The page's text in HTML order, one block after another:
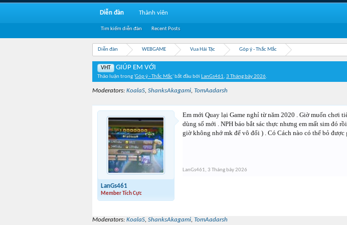
Diễn đàn WEBGAME Vua Hải Tặc Góp ý - Thắc Mắc
VHT GIÚP EM VỚI
Thảo luận trong 'Góp ý - Thắc Mắc' bắt đầu bởi LanGs461, 3 Tháng bảy 2026.
Moderators: KoalaS, ShanksAkagami, TomAadarsh
LanGs461
Member Tích Cực
Em mới Quay lại Game nghỉ từ năm 2020 . Giờ muốn chơi
dùng số mới . NPH báo bắt sác thực nhưng em mất sim đó
giờ không nhớ mk để vô đổi ) . Có Cách nào có thể bỏ
LanGs461, 3 Tháng bảy 2026
Moderators: KoalaS, ShanksAkagami, TomAadarsh
Diễn đàn
Tìm kiếm diễn đàn Recent Posts
Thành viên